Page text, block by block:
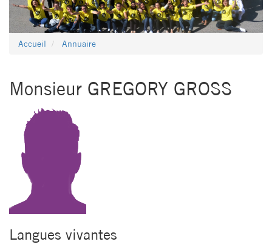
Accueil Annuaire
Monsieur GREGORY GROSS
Langues vivantes